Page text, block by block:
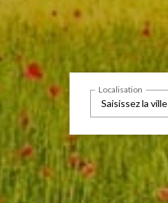
Saisissez la ville
Localisation